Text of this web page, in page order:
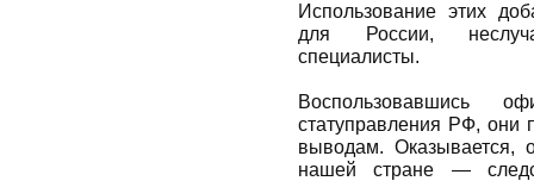
Использование этих
для России,
специалисты.
Воспользовавшись
статуправления РФ,
выводам. Оказывается,
нашей стране —